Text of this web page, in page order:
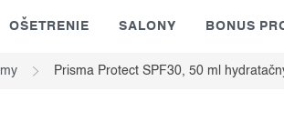
OŠETRENIE SALONY BONUS
Prisma Protect SPF30, 50 ml